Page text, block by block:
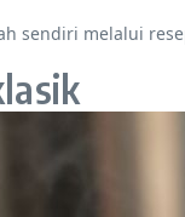
sendiri melalui